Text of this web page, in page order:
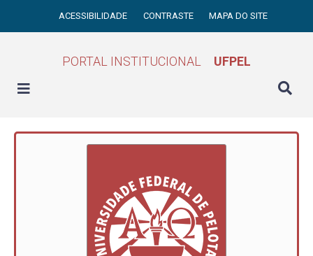
ACESSIBILIDADE CONTRASTE MAPA DO SITE
PORTAL INSTITUCIONAL UFPEL